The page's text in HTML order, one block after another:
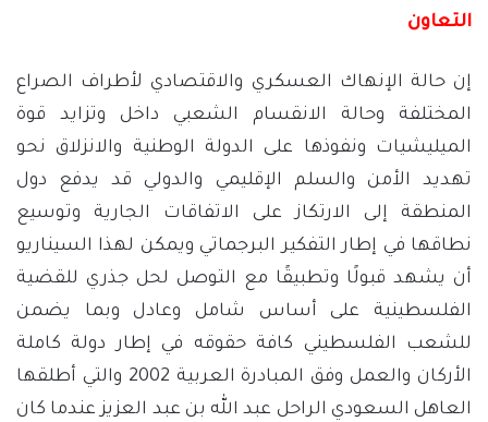
التعاون
إن حالة الإنهاك العسكري والاقتصادي لأطراف الصراع
المختلفة وحالة الانقسام الشعبي داخل وتزايد قوة
الميليشيات ونفوذها على الدولة الوطنية والانزلاق نحو
تهديد الأمن والسلم الإقليمي والدولي قد يدفع دول
المنطقة إلى الارتكاز على الاتفاقات الجارية وتوسيع
نطاقها في إطار التفكير البرجماتي ويمكن لهذا السيناريو
أن يشهد قبولًا وتطبيقًا مع التوصل لحل جذري للقضية
الفلسطينية على أساس شامل وعادل وبما يضمن
للشعب الفلسطيني كافة حقوقه في إطار دولة كاملة
الأركان والعمل وفق المبادرة العربية 2002 والتي أطلقها
العاهل السعودي الراحل عبد الله بن عبد العزيز عندما كان